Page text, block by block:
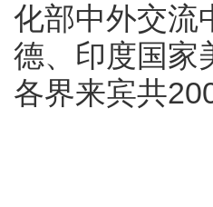
化部中外交流
德、印度国家
各界来宾共